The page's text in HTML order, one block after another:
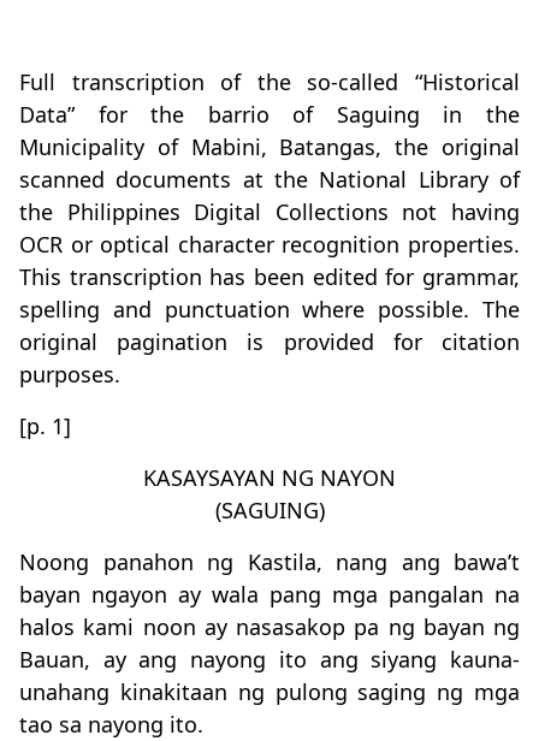
Full transcription of the so-called “Historical
Data” for the barrio of Saguing in the
Municipality of Mabini, Batangas, the original
scanned documents at the National Library of
the Philippines Digital Collections not having
OCR or optical character recognition properties.
This transcription has been edited for grammar,
spelling and punctuation where possible. The
original pagination is provided for citation
purposes.
[p. 1]
KASAYSAYAN NG NAYON
(SAGUING)
Noong panahon ng Kastila, nang ang bawa’t
bayan ngayon ay wala pang mga pangalan na
halos kami noon ay nasasakop pa ng bayan ng
Bauan, ay ang nayong ito ang siyang kauna-
unahang kinakitaan ng pulong saging ng mga
tao sa nayong ito.